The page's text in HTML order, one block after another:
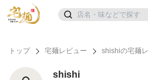
トップ 宅麺レビュー shishiの宅麺
shishi